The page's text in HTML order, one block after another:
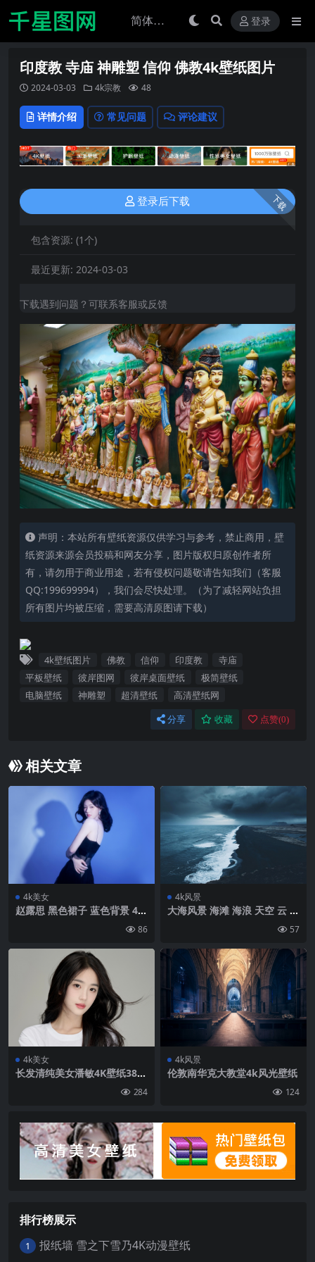
登录
印度教 寺庙 神雕塑 信仰 佛教4k壁纸图片
2024-03-03 4k宗教 48
详情介绍 常见问题 评论建议
下载
登录后下载
包含资源: (1个)
最近更新: 2024-03-03
下载遇到问题？可联系客服或反馈
声明：本站所有壁纸资源仅供学习与参考，禁止商用，壁
纸资源来源会员投稿和网友分享，图片版权归原创作者所
有，请勿用于商业用途，若有侵权问题敬请告知我们（客服
QQ:199699994），我们会尽快处理。（为了减轻网站负担
所有图片均被压缩，需要高清原图请下载）
4k壁纸图片 佛教 信仰 印度教
寺庙
平板壁纸
彼岸图网 彼岸桌面壁纸
极简壁纸
电脑壁纸
神雕塑 超清壁纸 高清壁纸网
分享 收藏 点赞(0)
相关文章
4k美女
赵露思 黑色裙子 蓝色背景 4k
86
4k风景
大海风景 海滩 海浪 天空 云 黑
57
4k美女
长发清纯美女潘敏4K壁纸384
284
4k风景
伦敦南华克大教堂4k风光壁纸
124
排行榜展示
1 报纸墙 雪之下雪乃4K动漫壁纸